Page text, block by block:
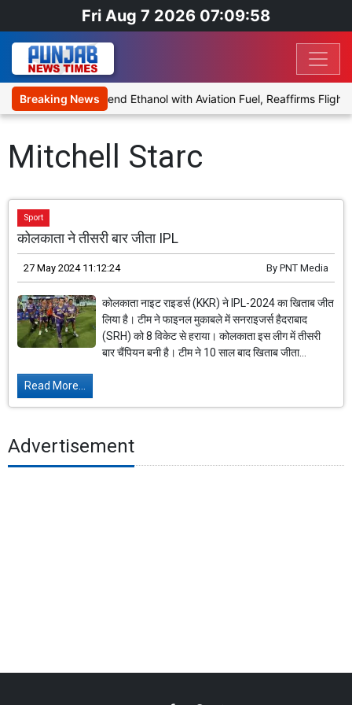
Fri Aug 7 2026 07:09:58
Breaking News
Proposal to Blend Ethanol with Aviation Fuel, Reaffirms Flight
Mitchell Starc
Sport
कोलकाता ने तीसरी बार जीता IPL
27 May 2024 11:12:24 By PNT Media
कोलकाता नाइट राइडर्स (KKR) ने IPL-2024 का खिताब जीत
लिया है। टीम ने फाइनल मुकाबले में सनराइजर्स हैदराबाद
(SRH) को 8 विकेट से हराया। कोलकाता इस लीग में तीसरी
बार चैंपियन बनी है। टीम ने 10 साल बाद खिताब जीता...
Read More...
Advertisement